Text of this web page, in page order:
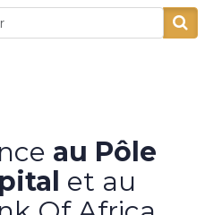
au Pôle
et au